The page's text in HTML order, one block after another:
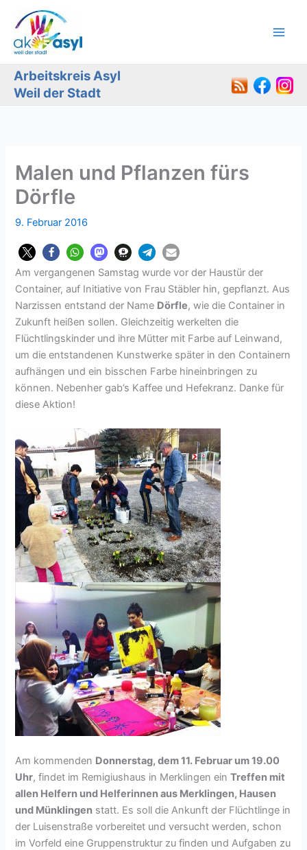
Inhalt
springen
Arbeitskreis Asyl
Weil der Stadt
Malen und Pflanzen fürs
Dörfle
9. Februar 2016
Am vergangenen Samstag wurde vor der Haustür der
Container, auf Initiative von Frau Stäbler hin, gepflanzt. Aus
Narzissen entstand der Name Dörfle, wie die Container in
Zukunft heißen sollen. Gleichzeitig werkelten die
Flüchtlingskinder und ihre Mütter mit Farbe auf Leinwand,
um die entstandenen Kunstwerke später in den Containern
aufhängen und ein bisschen Farbe hineinbringen zu
können. Nebenher gab’s Kaffee und Hefekranz. Danke für
diese Aktion!
Am kommenden Donnerstag, dem 11. Februar um 19.00
Uhr, findet im Remigiushaus in Merklingen einTreffen mit
allen Helfern und Helferinnen aus Merklingen, Hausen
und Münklingen statt. Es soll die Ankunft der Flüchtlinge in
der Luisenstraße vorbereitet und versucht werden, schon
im Vorfeld eine Gruppenstruktur zu finden und Aufgaben zu